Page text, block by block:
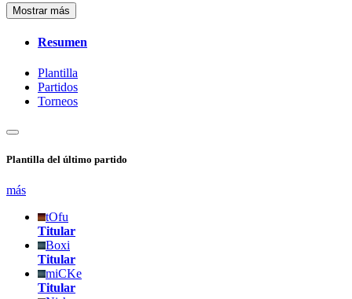
Mostrar más
Resumen
Plantilla
Partidos
Torneos
Plantilla del último partido
más
tOfu
Titular
Boxi
Titular
miCKe
Titular